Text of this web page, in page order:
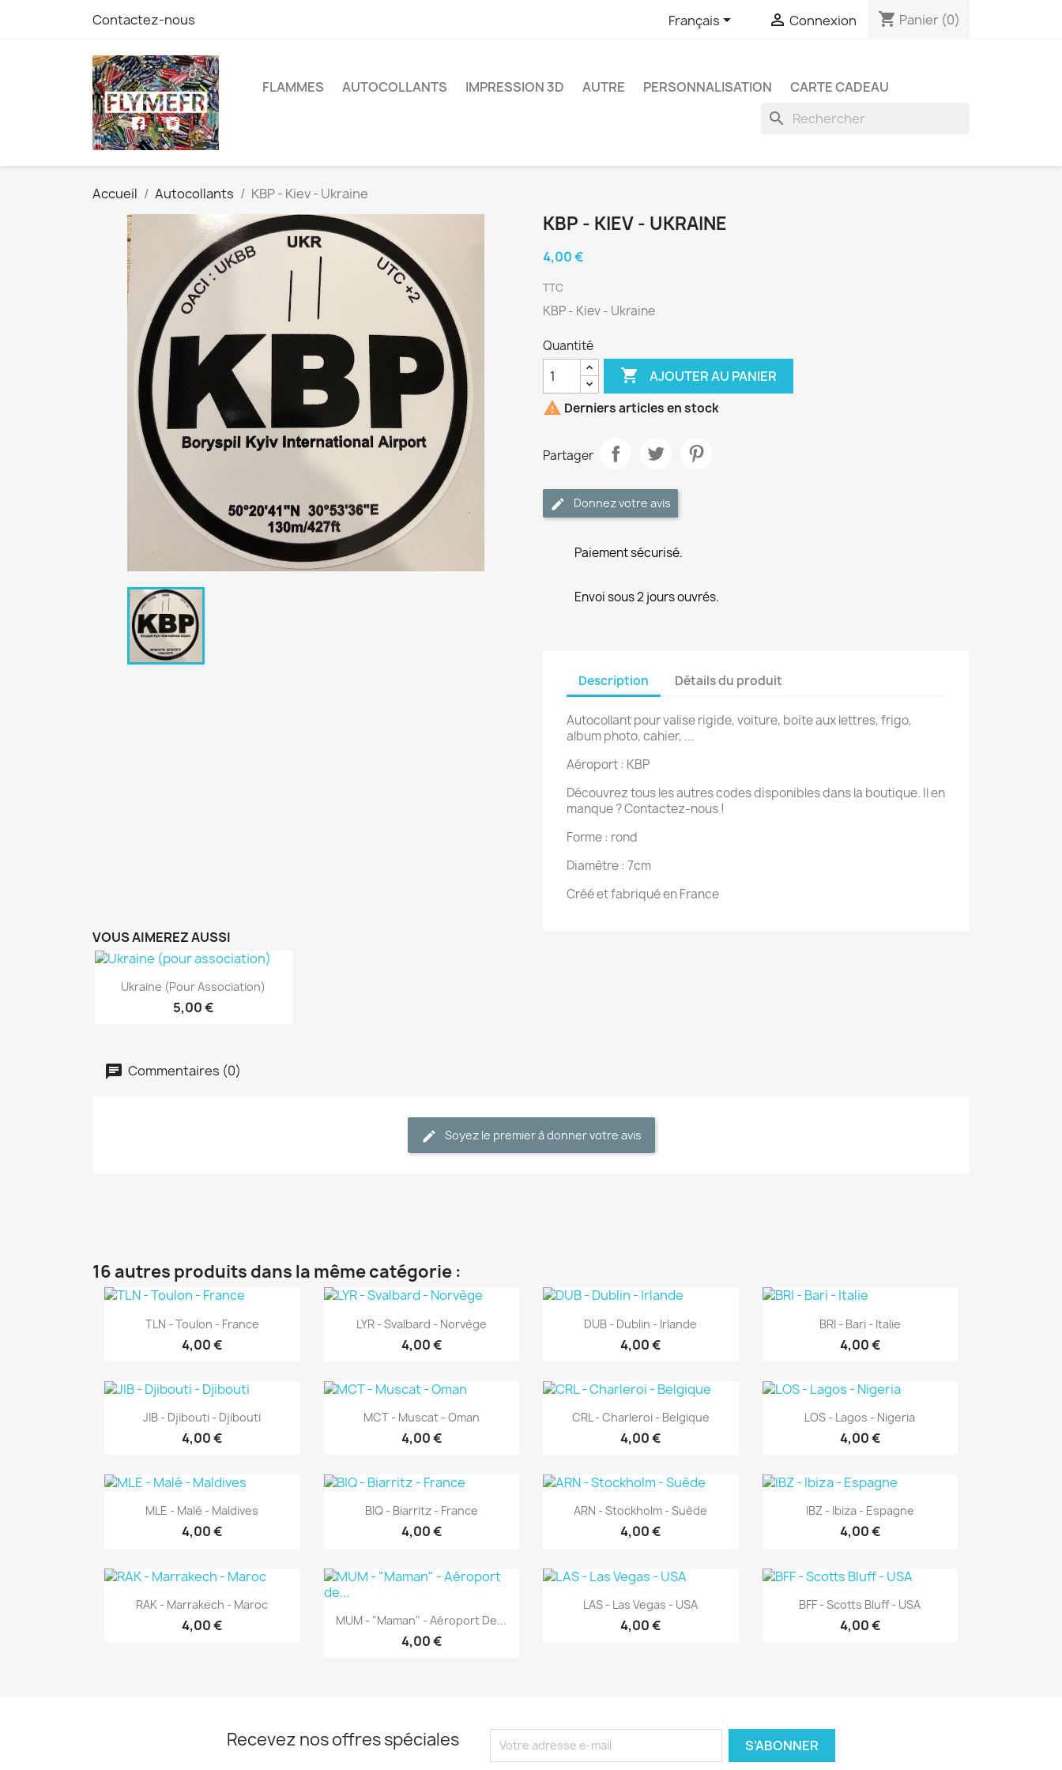
Contactez-nous Français  Connexion shopping_cart Panier (0)
FLAMMES AUTOCOLLANTS IMPRESSION 3D AUTRE PERSONNALISATION CARTE CADEAU
search
Accueil Autocollants KBP - Kiev - Ukraine
KBP - KIEV - UKRAINE
4,00 €
TTC
KBP - Kiev - Ukraine
Quantité
 AJOUTER AU PANIER
 Derniers articles en stock
Partager
Donnez votre avis
Paiement sécurisé.
Envoi sous 2 jours ouvrés.
Description Détails du produit
Autocollant pour valise rigide, voiture, boite aux lettres, frigo,
album photo, cahier, ...
Aéroport : KBP
Découvrez tous les autres codes disponibles dans la boutique. Il en
manque ? Contactez-nous !
Forme : rond
Diamètre : 7cm
Créé et fabriqué en France
VOUS AIMEREZ AUSSI
Aperçu rapide
Ukraine (pour Association)
5,00 €
Commentaires (0)
Soyez le premier à donner votre avis
16 autres produits dans la même catégorie :
 Aperçu rapide
TLN - Toulon - France
4,00 €
Aperçu rapide
LYR - Svalbard - Norvège
4,00 €
Aperçu rapide
DUB - Dublin - Irlande
4,00 €
Aperçu rapide
BRI - Bari - Italie
4,00 €
Aperçu rapide
JIB - Djibouti - Djibouti
4,00 €
Aperçu rapide
MCT - Muscat - Oman
4,00 €
Aperçu rapide
CRL - Charleroi - Belgique
4,00 €
Aperçu rapide
LOS - Lagos - Nigeria
4,00 €
 Aperçu rapide
MLE - Malé - Maldives
4,00 €
Aperçu rapide
BIQ - Biarritz - France
4,00 €
Aperçu rapide
ARN - Stockholm - Suède
4,00 €
 Aperçu rapide
IBZ - Ibiza - Espagne
4,00 €
Aperçu rapide
RAK - Marrakech - Maroc
4,00 € Aperçu rapide
MUM - "Maman" - Aéroport De...
4,00 €
 Aperçu rapide
LAS - Las Vegas - USA
4,00 €
Aperçu rapide
BFF - Scotts Bluff - USA
4,00 €
Recevez nos offres spéciales